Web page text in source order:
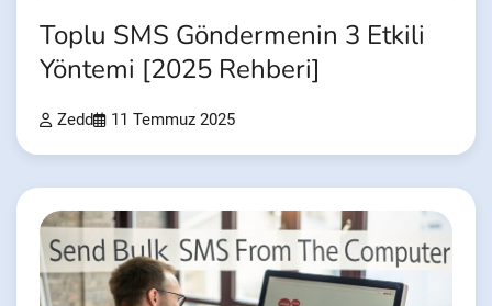
Toplu SMS Göndermenin 3 Etkili
Yöntemi [2025 Rehberi]
Zedd 11 Temmuz 2025